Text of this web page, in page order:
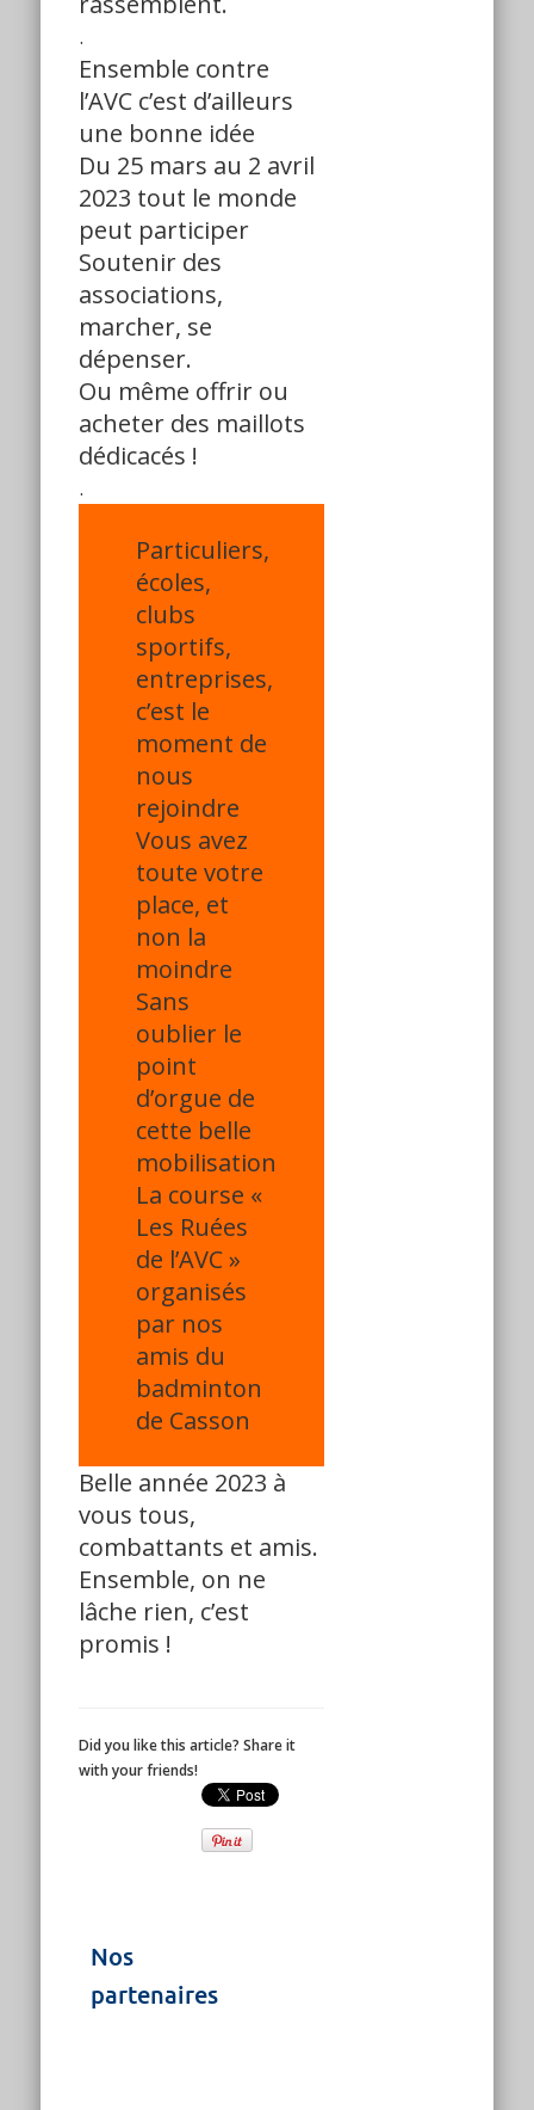
.
Ensemble contre
l’AVC c’est d’ailleurs
une bonne idée
Du 25 mars au 2 avril
2023 tout le monde
peut participer
Soutenir des
associations,
marcher, se
dépenser.
Ou même offrir ou
acheter des maillots
dédicacés !
.
Particuliers,
écoles,
clubs
sportifs,
entreprises,
c’est le
moment de
nous
rejoindre
Vous avez
toute votre
place, et
non la
moindre
Sans
oublier le
point
d’orgue de
cette belle
mobilisation
La course «
Les Ruées
de l’AVC »
organisés
par nos
amis du
badminton
de Casson
Belle année 2023 à
vous tous,
combattants et amis.
Ensemble, on ne
lâche rien, c’est
promis !
Did you like this article? Share it
with your friends!
Nos
partenaires